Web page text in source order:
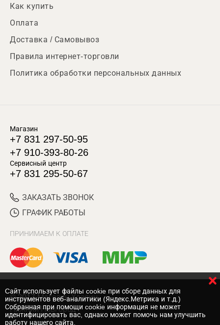
Как купить
Оплата
Доставка / Самовывоз
Правила интернет-торговли
Политика обработки персональных данных
Магазин
+7 831 297-50-95
+7 910-393-80-26
Сервисный центр
+7 831 295-50-67
ЗАКАЗАТЬ ЗВОНОК
ГРАФИК РАБОТЫ
ПРИНИМАЕМ К ОПЛАТЕ
© 2017 Магазин Хозяин
Нижний Новгород
Cайт использует файлы cookie при сборе данных для
инструментов веб-аналитики (Яндекс.Метрика и т.д.)
Собранная при помощи cookie информация не может
идентифицировать вас, однако может помочь нам улучшить
работу нашего сайта.